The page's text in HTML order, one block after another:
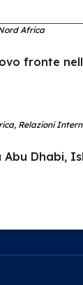
Africa
fronte
Relazioni
Dhabi,